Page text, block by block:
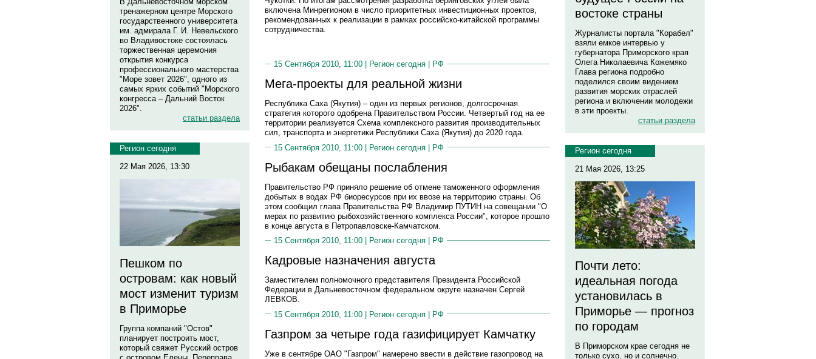
тренажерном центре Морского
государственного университета
им. адмирала Г. И. Невельского
во Владивостоке состоялась
торжественная церемония
открытия конкурса
профессионального мастерства
"Море зовет 2026", одного из
самых ярких событий "Морского
конгресса – Дальний Восток
2026".
статьи раздела
Регион сегодня
22 Мая 2026, 13:30
Пешком по
островам: как новый
мост изменит туризм
в Приморье
Группа компаний "Остов"
планирует построить мост,
который свяжет Русский остров
включена Минрегионом в число приоритетных инвестиционных проектов,
рекомендованных к реализации в рамках российско-китайской программы
сотрудничества.
15 Сентября 2010, 11:00 | Регион сегодня РФ
Мега-проекты для реальной жизни
Республика Саха (Якутия) – один из первых регионов, долгосрочная
стратегия которого одобрена Правительством России. Четвертый год на ее
территории реализуется Схема комплексного развития производительных
сил, транспорта и энергетики Республики Саха (Якутия) до 2020 года.
15 Сентября 2010, 11:00 | Регион сегодня | РФ
Рыбакам обещаны послабления
Правительство РФ приняло решение об отмене таможенного оформления
добытых в водах РФ биоресурсов при их ввозе на территорию страны. Об
этом сообщил глава Правительства РФ Владимир ПУТИН на совещании "О
мерах по развитию рыбохозяйственного комплекса России", которое прошло
в конце августа в Петропавловске-Камчатском.
15 Сентября 2010, 11:00 |
Регион сегодня РФ
Кадровые назначения августа
Заместителем полномочного представителя Президента Российской
Федерации в Дальневосточном федеральном округе назначен Сергей
ЛЕВКОВ.
15 Сентября 2010, 11:00 | Регион сегодня | РФ
Газпром за четыре года газифицирует Камчатку
Уже в сентябре ОАО "Газпром" намерено ввести в действие газопровод на
востоке страны
Журналисты портала "Корабел"
взяли емкое интервью у
губернатора Приморского края
Олега Николаевича Кожемяко
Глава региона подробно
поделился своим видением
развития морских отраслей
региона и включении молодежи
в эти проекты.
статьи раздела
Регион сегодня
21 Мая 2026, 13:25
Почти лето:
идеальная погода
установилась в
Приморье — прогноз
по городам
В Приморском крае сегодня не
только сухо, но и солнечно.